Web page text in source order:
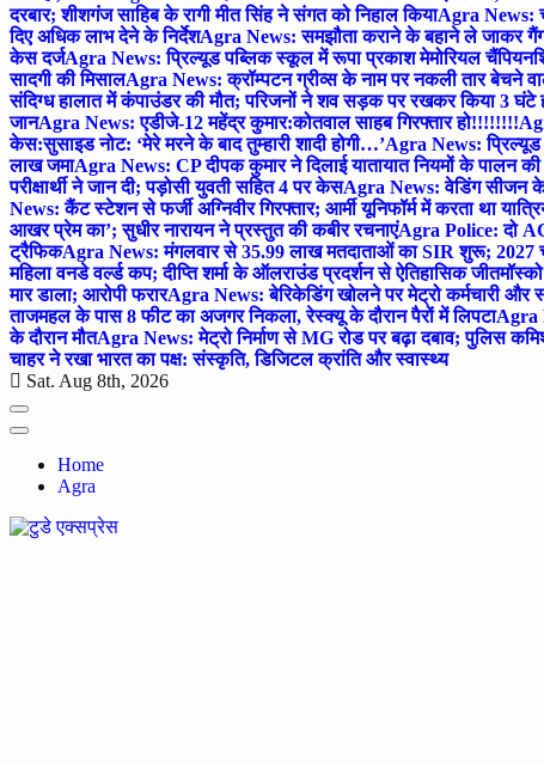
दरबार; शीशगंज साहिब के रागी मीत सिंह ने संगत को निहाल कियाAgra News:
दिए अधिक लाभ देने के निर्देशAgra News: समझौता कराने के बहाने ले जाकर
केस दर्जAgra News: प्रिल्यूड पब्लिक स्कूल में रूपा प्रकाश मेमोरियल
सादगी की मिसालAgra News: क्रॉम्पटन ग्रीव्स के नाम पर नकली तार बेचने
संदिग्ध हालात में कंपाउंडर की मौत; परिजनों ने शव सड़क पर रखकर किया 3 घंटे
जानAgra News: एडीजे-12 महेंद्र कुमार:कोतवाल साहब गिरफ्तार हो!!!!!!!!
केस:सुसाइड नोट: ‘मेरे मरने के बाद तुम्हारी शादी होगी…’Agra News:
लाख जमाAgra News: CP दीपक कुमार ने दिलाई यातायात नियमों के पालन
परीक्षार्थी ने जान दी; पड़ोसी युवती सहित 4 पर केसAgra News: वेडिंग सीजन के
News: कैंट स्टेशन से फर्जी अग्निवीर गिरफ्तार; आर्मी यूनिफॉर्म में करता था
आखर प्रेम का’; सुधीर नारायन ने प्रस्तुत की कबीर रचनाएंAgra Police: दो
ट्रैफिकAgra News: मंगलवार से 35.99 लाख मतदाताओं का SIR शुरू; 2027
महिला वनडे वर्ल्ड कप; दीप्ति शर्मा के ऑलराउंड प्रदर्शन से ऐतिहासिक जीत
मार डाला; आरोपी फरारAgra News: बेरिकेडिंग खोलने पर मेट्रो कर्मचारी और
ताजमहल के पास 8 फीट का अजगर निकला, रेस्क्यू के दौरान पैरों में लिपटाAgra
के दौरान मौतAgra News: मेट्रो निर्माण से MG रोड पर बढ़ा दबाव; पुलिस
चाहर ने रखा भारत का पक्ष: संस्कृति, डिजिटल क्रांति और स्वास्थ्य
Sat. Aug 8th, 2026
Home
Agra